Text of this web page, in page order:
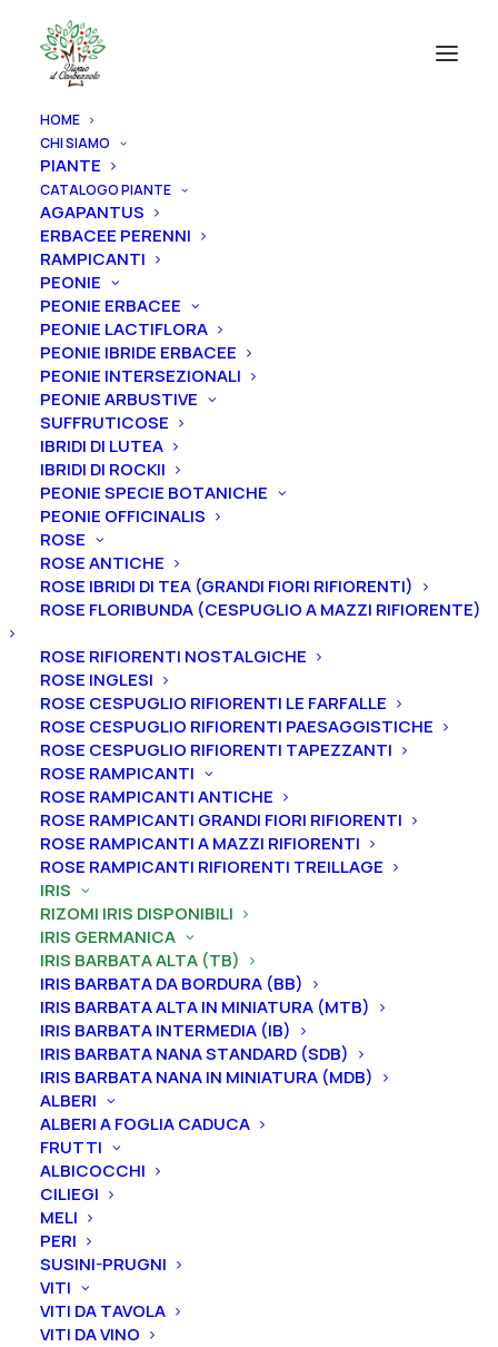
HOME
CHI SIAMO
PIANTE
CATALOGO PIANTE
AGAPANTUS
ERBACEE PERENNI
RAMPICANTI
PEONIE
PEONIE ERBACEE
PEONIE LACTIFLORA
PEONIE IBRIDE ERBACEE
PEONIE INTERSEZIONALI
PEONIE ARBUSTIVE
SUFFRUTICOSE
IBRIDI DI LUTEA
IBRIDI DI ROCKII
PEONIE SPECIE BOTANICHE
PEONIE OFFICINALIS
ROSE
ROSE ANTICHE
ROSE IBRIDI DI TEA (GRANDI FIORI RIFIORENTI)
ROSE FLORIBUNDA (CESPUGLIO A MAZZI RIFIORENTE)
ROSE RIFIORENTI NOSTALGICHE
ROSE INGLESI
ROSE CESPUGLIO RIFIORENTI LE FARFALLE
ROSE CESPUGLIO RIFIORENTI PAESAGGISTICHE
ROSE CESPUGLIO RIFIORENTI TAPEZZANTI
ROSE RAMPICANTI
ROSE RAMPICANTI ANTICHE
ROSE RAMPICANTI GRANDI FIORI RIFIORENTI
ROSE RAMPICANTI A MAZZI RIFIORENTI
ROSE RAMPICANTI RIFIORENTI TREILLAGE
IRIS
RIZOMI IRIS DISPONIBILI
IRIS GERMANICA
IRIS BARBATA ALTA (TB)
IRIS BARBATA DA BORDURA (BB)
IRIS BARBATA ALTA IN MINIATURA (MTB)
IRIS BARBATA INTERMEDIA (IB)
IRIS BARBATA NANA STANDARD (SDB)
IRIS BARBATA NANA IN MINIATURA (MDB)
ALBERI
ALBERI A FOGLIA CADUCA
FRUTTI
ALBICOCCHI
CILIEGI
MELI
PERI
SUSINI-PRUGNI
VITI
VITI DA TAVOLA
VITI DA VINO
Home Iris Iris germanica
Iris germanica “Summertime Blues”
Iris germanica
“Summertime Blues”
From7,00
L’iris germanica “Summertime Blues” ha vessilli blu
glicine, ali blu glicine più chiaro, barbe arancioni,
estremità blu glicine, profumo dolce e pronunciato.
Altezza 94 cm. Fioritura intermedia e rifioritura.
Iris in vaso
mentre irizomidiIrissono
periodo che vada luglio a settembre.
Formato
Iris
germanica
"Summertime
Blues"
quantità
Ordina subito questo prodotto!
Puoi acquistare ora questo prodotto contattandoci e
indicando la dimensione del vaso desiderata e la
quantità